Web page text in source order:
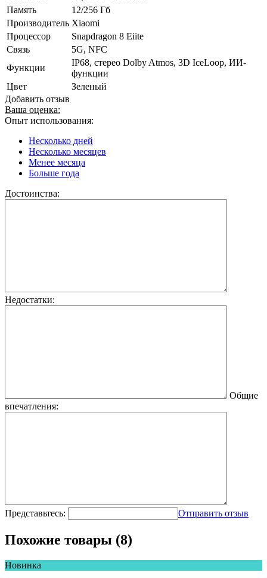
Память
12/256 Гб
Производитель Xiaomi
Процессор
Snapdragon 8 Eiite
Связь
5G, NFC
Функции
IP68, стерео Dolby Atmos, 3D IceLoop, ИИ-
функции
Цвет
Зеленый
Добавить отзыв
Ваша оценка:
Опыт использования:
Несколько дней
Несколько месяцев
Менее месяца
Больше года
Достоинства:
Недостатки:
Общие
впечатления:
Представьтесь: Отправить отзыв
Похожие товары (8)
Новинка